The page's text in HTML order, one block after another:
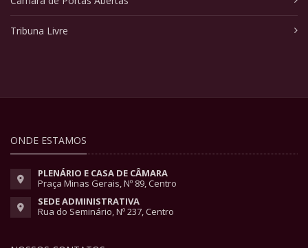
Tribuna Livre
ONDE ESTAMOS
PLENÁRIO E CASA DE CÂMARA
Praça Minas Gerais, Nº 89, Centro
SEDE ADMINISTRATIVA
Rua do Seminário, Nº 237, Centro